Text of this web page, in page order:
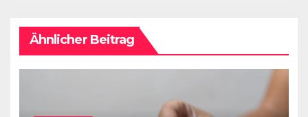
Ähnlicher Beitrag